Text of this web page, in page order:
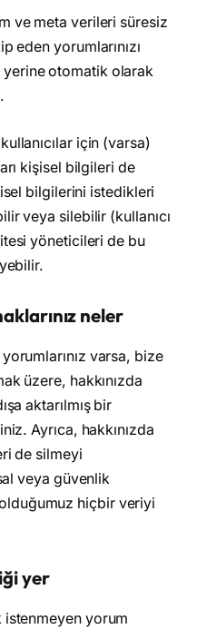
ve meta verileri süresiz
eden yorumlarınızı
otomatik olarak
için (varsa)
kişisel bilgileri de
bilgilerini istedikleri
veya silebilir (kullanıcı
yöneticileri de bu
neler
varsa, bize
üzere, hakkınızda
aktarılmış bir
Ayrıca, hakkınızda
de silmeyi
veya güvenlik
hiçbir veriyi
yer
yorum